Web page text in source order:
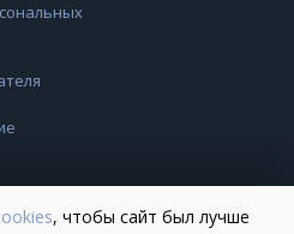
, чтобы сайт был лучше